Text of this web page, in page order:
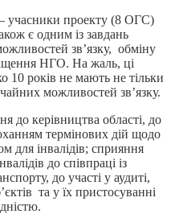
– учасники проекту (8 ОГС)
є одним із завдань
зв’язку, обміну
НГО. На жаль, ці
10 років не мають не тільки
можливостей зв’язку.
до керівництва області, до
термінових дій щодо
для інвалідів; сприяння
до співпраці із
до участі у аудиті,
та у їх пристосуванні